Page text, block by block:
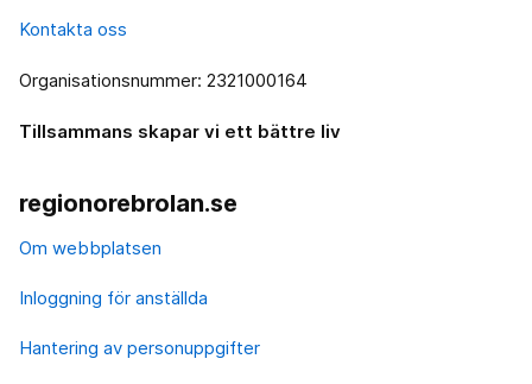
Kontakta oss
Organisationsnummer: 2321000164
Tillsammans skapar vi ett bättre liv
regionorebrolan.se
Om webbplatsen
Inloggning för anställda
Hantering av personuppgifter